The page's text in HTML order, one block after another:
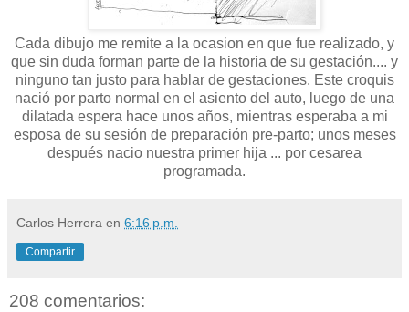
Cada dibujo me remite a la ocasion en que fue realizado, y
que sin duda forman parte de la historia de su gestación.... y
ninguno tan justo para hablar de gestaciones. Este croquis
nació por parto normal en el asiento del auto, luego de una
dilatada espera hace unos años, mientras esperaba a mi
esposa de su sesión de preparación pre-parto; unos meses
después nacio nuestra primer hija ... por cesarea
programada.
Carlos Herrera en 6:16 p.m.
Compartir
208 comentarios: